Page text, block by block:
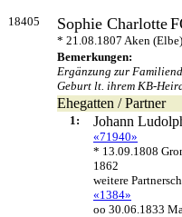
18405 Sophie Charlotte
* 21.08.1807 Aken
Bemerkungen:
Ergänzung zur
Geburt lt. ihrem KB-
Ehegatten / Partner
1: Johann
«71940»
* 13.09.1808
1862
weitere
«1384»
oo 30.06.1833